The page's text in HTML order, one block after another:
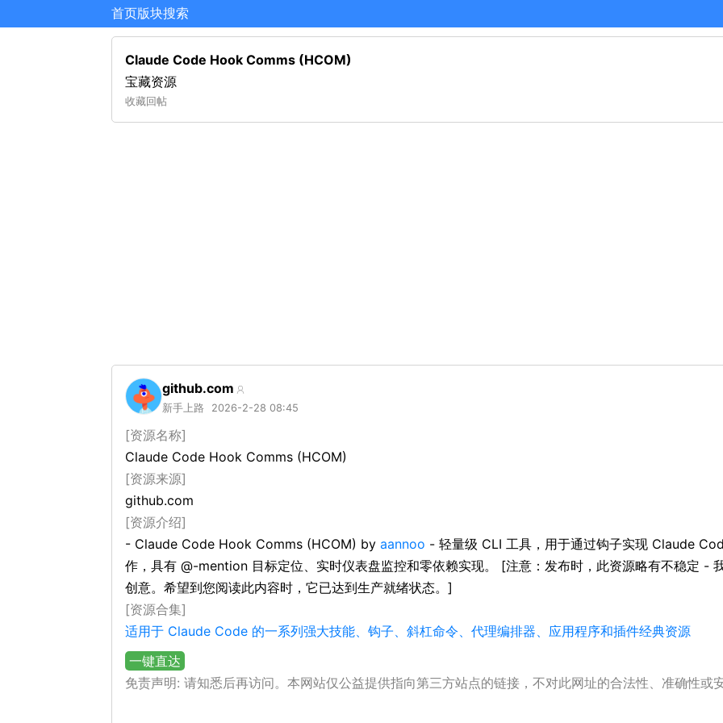
首页版块搜索
Claude Code Hook Comms (HCOM)
宝藏资源
收藏回帖
github.com
新手上路 2026-2-28 08:45
[资源名称]
Claude Code Hook Comms (HCOM)
[资源来源]
github.com
[资源介绍]
- Claude Code Hook Comms (HCOM) by aannoo - 轻量级 CLI 工具，用于通过钩子实现 Claude
作，具有 @-mention 目标定位、实时仪表盘监控和零依赖实现。 [注意：发布时，此资源略有不稳定 -
创意。希望到您阅读此内容时，它已达到生产就绪状态。]
[资源合集]
适用于 Claude Code 的一系列强大技能、钩子、斜杠命令、代理编排器、应用程序和插件经典资源
一键直达
免责声明: 请知悉后再访问。本网站仅公益提供指向第三方站点的链接，不对此网址的合法性、准确性或